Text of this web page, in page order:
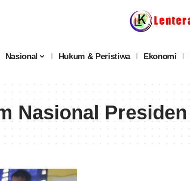
Nasional Hukum & Peristiwa Ekonomi
Nasional Presiden